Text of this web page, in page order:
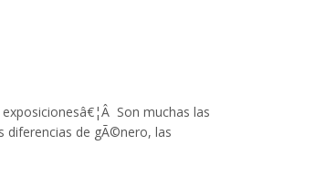
Son muchas las
diferencias de gÃ©nero, las